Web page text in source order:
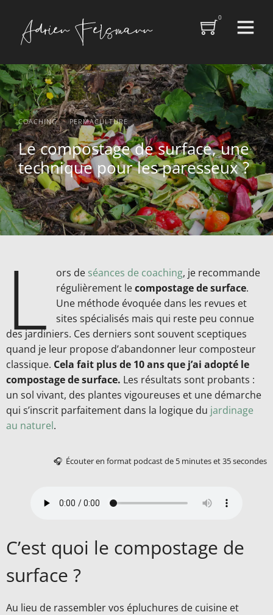
0
COACHING·PERMACULTURE
Le compostage de surface, une
technique pour les paresseux ?
L ors de séances de coaching, je recommande
régulièrement lecompostage de surface.
Une méthode évoquée dans les revues et
sites spécialisés mais qui reste peu connue
des jardiniers. Ces derniers sont souvent sceptiques
quand je leur propose d’abandonner leur composteur
classique. Cela fait plus de 10 ans que j’ai adopté le
compostage de surface. Les résultats sont probants :
un sol vivant, des plantes vigoureuses et une démarche
qui s’inscrit parfaitement dans la logique du jardinage
au naturel.
🎧 Écouter en format podcast de 5 minutes et 35 secondes
C’est quoi le compostage de
surface ?
Au lieu de rassembler vos épluchures de cuisine et